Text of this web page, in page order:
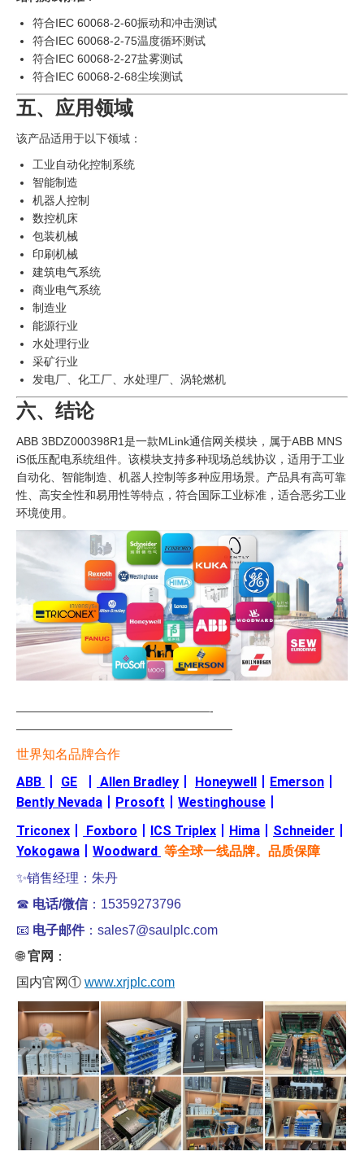
符合IEC 60068-2-60振动和冲击测试
符合IEC 60068-2-75温度循环测试
符合IEC 60068-2-27盐雾测试
符合IEC 60068-2-68尘埃测试
五、应用领域
该产品适用于以下领域：
工业自动化控制系统
智能制造
机器人控制
数控机床
包装机械
印刷机械
建筑电气系统
商业电气系统
制造业
能源行业
水处理行业
采矿行业
发电厂、化工厂、水处理厂、涡轮燃机
六、结论
ABB 3BDZ000398R1是一款MLink通信网关模块，属于ABB MNS
iS低压配电系统组件。该模块支持多种现场总线协议，适用于工业
自动化、智能制造、机器人控制等多种应用场景。产品具有高可靠
性、高安全性和易用性等特点，符合国际工业标准，适合恶劣工业
环境使用。
—————————————————-
———————————————————
世界知名品牌合作
ABB GE Allen Bradley Honeywell Emerson
Bently Nevada
Prosoft Westinghouse
Triconex
Foxboro ICS Triplex Hima Schneider
Yokogawa
Woodward 等全球一线品牌。品质保障
✨销售经理：朱丹
☎ 电话/微信：15359273796
📧 电子邮件：sales7@saulplc.com
🌐官网 ：
国内官网① www.xrjplc.com